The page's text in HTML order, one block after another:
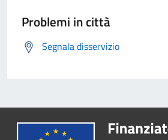
Problemi in città
Segnala disservizio